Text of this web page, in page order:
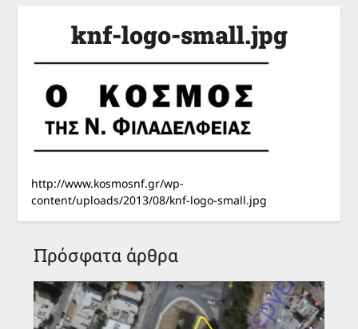
knf-logo-small.jpg
http://www.kosmosnf.gr/wp-
content/uploads/2013/08/knf-logo-small.jpg
Πρόσφατα άρθρα